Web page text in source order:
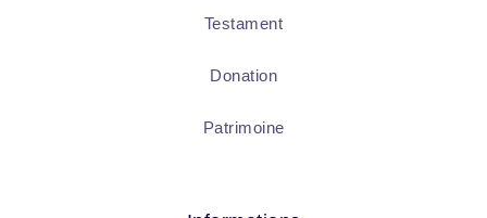
Testament
Donation
Patrimoine